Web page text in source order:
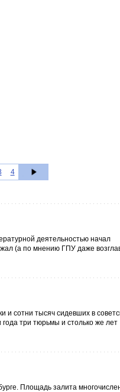
4
деятельностью начал
(а по мнению ГПУ даже
сотни тысяч сидевших в
три тюрьмы и столько же лет
Площадь залита